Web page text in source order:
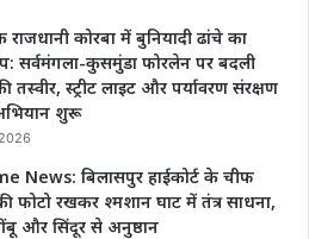
राजधानी कोरबा में बुनियादी ढांचे का
सर्वमंगला-कुसमुंडा फोरलेन पर बदली
तस्वीर, स्ट्रीट लाइट और पर्यावरण संरक्षण
शुरू
News: बिलासपुर हाईकोर्ट के चीफ
फोटो रखकर श्मशान घाट में तंत्र साधना,
और सिंदूर से अनुष्ठान